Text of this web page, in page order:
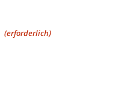
(erforderlich)